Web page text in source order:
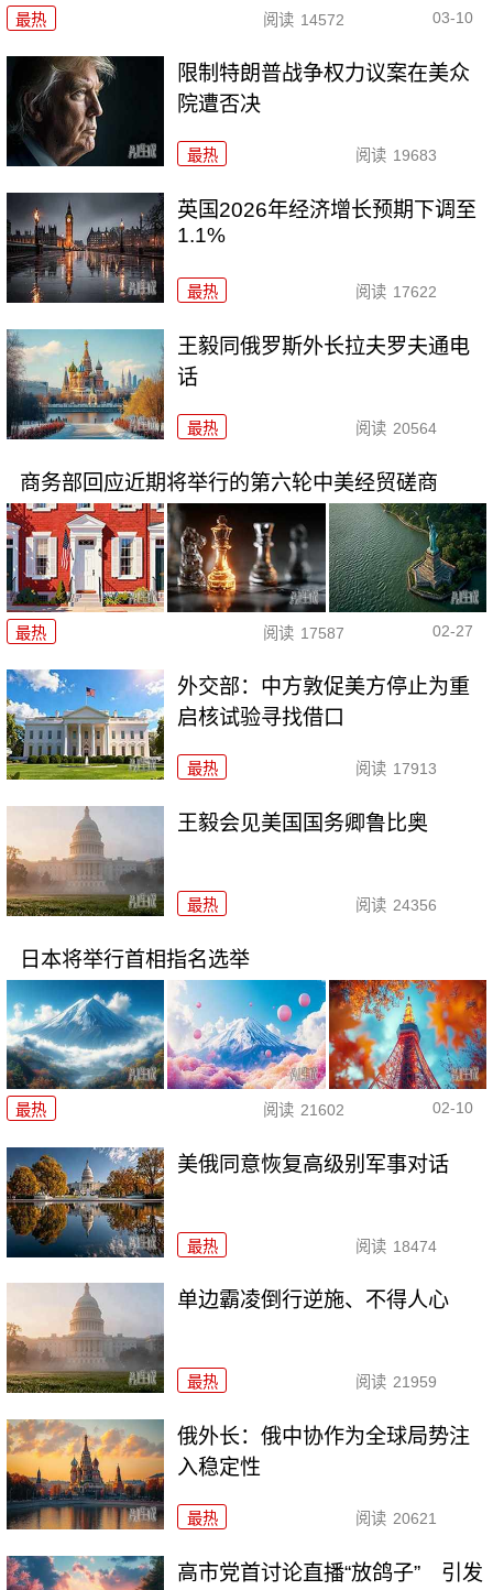
最热 阅读 14572 03-10
限制特朗普战争权力议案在美众
院遭否决
最热 阅读 19683
英国2026年经济增长预期下调至
1.1%
最热 阅读 17622
王毅同俄罗斯外长拉夫罗夫通电
话
最热 阅读 20564
商务部回应近期将举行的第六轮中美经贸磋商
最热 阅读 17587 02-27
外交部：中方敦促美方停止为重
启核试验寻找借口
最热 阅读 17913
王毅会见美国国务卿鲁比奥
最热 阅读 24356
日本将举行首相指名选举
最热 阅读 21602 02-10
美俄同意恢复高级别军事对话
最热 阅读 18474
单边霸凌倒行逆施、不得人心
最热 阅读 21959
俄外长：俄中协作为全球局势注
入稳定性
最热 阅读 20621
高市党首讨论直播“放鸽子” 引发